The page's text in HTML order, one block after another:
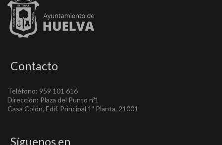
Contacto
Teléfono: 959 101 616
Dirección: Plaza del Punto nº1
Casa Colón, Edif. Principal 1ª Planta, 21001
Síguenos en